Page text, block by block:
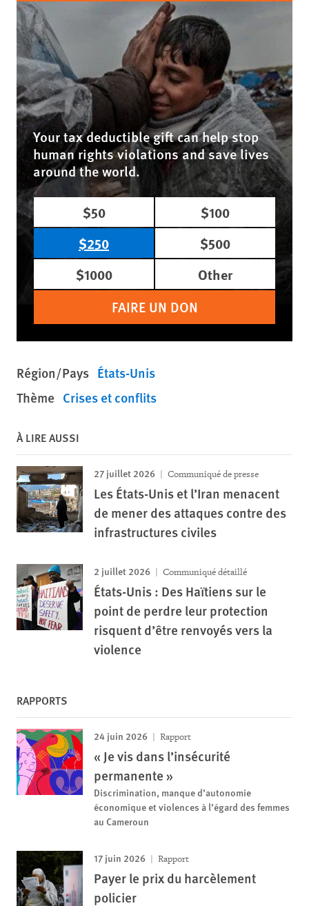
Your tax deductible gift can help stop
human rights violations and save lives
around the world.
$50
$100
$250
$500
$1000
Other
FAIRE UN DON
Région/Pays États-Unis
Thème Crises et conflits
À LIRE AUSSI
27 juillet 2026 Communiqué de presse
Les États-Unis et l’Iran menacent
de mener des attaques contre des
infrastructures civiles
2 juillet 2026 Communiqué détaillé
États-Unis : Des Haïtiens sur le
point de perdre leur protection
risquent d’être renvoyés vers la
violence
RAPPORTS
24 juin 2026 Rapport
« Je vis dans l’insécurité
permanente »
Discrimination, manque d’autonomie
économique et violences à l’égard des femmes
au Cameroun
17 juin 2026 Rapport
Payer le prix du harcèlement
policier